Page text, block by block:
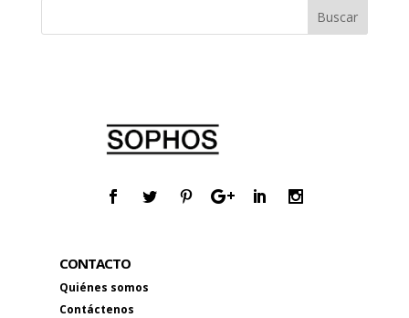
CONTACTO
Quiénes somos
Contáctenos